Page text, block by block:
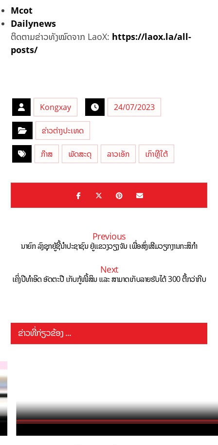
Mcot
Dailynews
ຕິດຕາມຂ່າວທັງໝົດຈາກ LaoX: https://laox.la/all-
posts/
Kongxay 24/07/2023
ຂ່າວຕ່າງປະເທດ
ກ໊າສ ພັດສະດຸ ລາວເອັກ ເກົາຫຼີໃຕ້
Previous
ນາຍົກ ລົງຊຸກຍູ້ຊີ້ນຳປະຊາຊົນ ຢູ່ແຂວງວຽງຈັນ ເພື່ອສົ່ງເສີມວຽກງານກະສິກຳ
Next
ເຄິ່ງປີທຳອິດ ອັດຕະປື ເກັບກູ້ໜີ້ສິນ ແລະ ສາມາດເກັບລາຍຮັບໄດ້ 300 ຕື້ກວ່າກີບ
ຂ່າວທີ່ກ່ຽວຂ້ອງ ...